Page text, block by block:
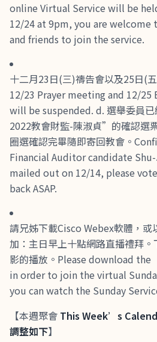
online Virtual Service will be
12/24 at 9pm, you are
and friends to join the service.
十二月23日(三)禱告會以及25日(
12/23 Prayer meeting and 12/
will be suspended. d. 選舉委員
2022教會財監-陳淑貞”的確認選
圈選確認完畢隨即寄回教會。
Financial Auditor candidate Shu-
mailed out on 12/14, please
back ASAP.
請兄姊下載Cisco Webex軟體，或
加：主日早上十點網路直播禮拜
影的播放。Please download
in order to join the virtual
you can watch the Sunday
【本週聚會 This Week’s
調整如下】